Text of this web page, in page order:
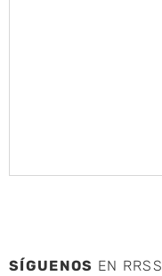
SÍGUENOS EN RRSS